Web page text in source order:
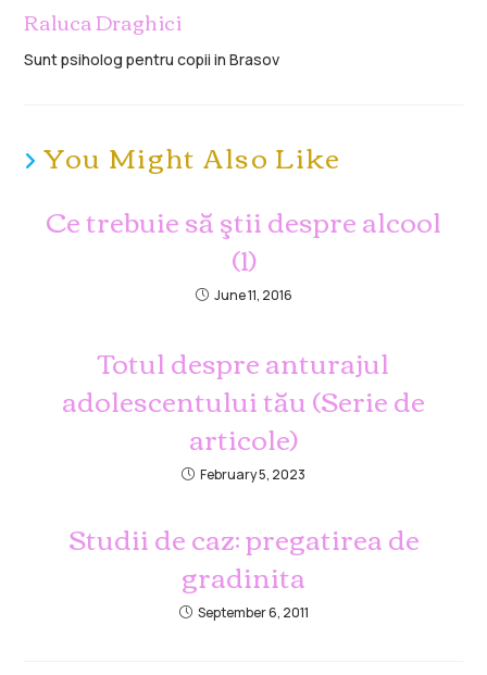
Raluca Draghici
Sunt psiholog pentru copii in Brasov
You Might Also Like
Ce trebuie să ştii despre alcool
(1)
June 11, 2016
Totul despre anturajul
adolescentului tău (Serie de
articole)
February 5, 2023
Studii de caz: pregatirea de
gradinita
September 6, 2011